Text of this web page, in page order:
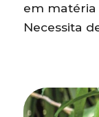
em matéria
Necessita